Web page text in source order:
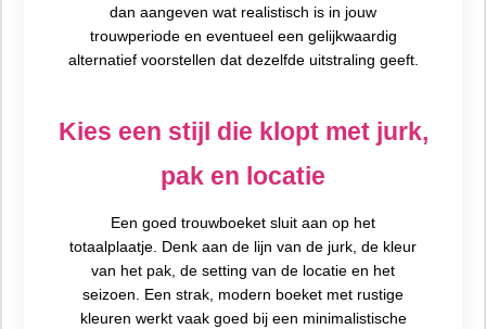
dan aangeven wat realistisch is in jouw
trouwperiode en eventueel een gelijkwaardig
alternatief voorstellen dat dezelfde uitstraling geeft.
Kies een stijl die klopt met jurk,
pak en locatie
Een goed trouwboeket sluit aan op het
totaalplaatje. Denk aan de lijn van de jurk, de kleur
van het pak, de setting van de locatie en het
seizoen. Een strak, modern boeket met rustige
kleuren werkt vaak goed bij een minimalistische